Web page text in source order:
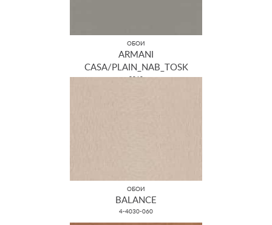
ОБОИ
ARMANI
CASA/PLAIN_NAB_TOSK
9060
ОБОИ
BALANCE
4-4030-060